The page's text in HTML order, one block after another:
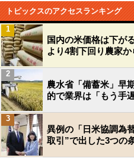
トピックスのアクセスランキング
国内の米価格は下が
より4割下回り農家
1
農水省「備蓄米」早
的で業界は「もう手
2
異例の「日米協調為
取引”で出した3つの
3